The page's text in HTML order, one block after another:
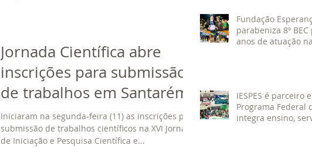
Jornada Científica abre
inscrições para submissão
de trabalhos em Santarém
Iniciaram na segunda-feira (11) as inscrições para
submissão de trabalhos científicos na XVI Jornada
de Iniciação e Pesquisa Científica e...
Fundação
parabeniza 8º BEC
anos de atuação na
IESPES é parceiro
Programa Federal
integra ensino,